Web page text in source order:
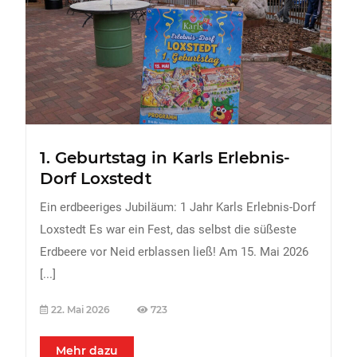
FREIZEIT
Veranstaltungen
Essen & Trinken
Sport
URLAUB
1. Geburtstag in Karls Erlebnis-
Dorf Loxstedt
Ein erdbeeriges Jubiläum: 1 Jahr Karls Erlebnis-Dorf
Loxstedt Es war ein Fest, das selbst die süßeste
Erdbeere vor Neid erblassen ließ! Am 15. Mai 2026
[...]
22. Mai 2026 723
Mehr dazu